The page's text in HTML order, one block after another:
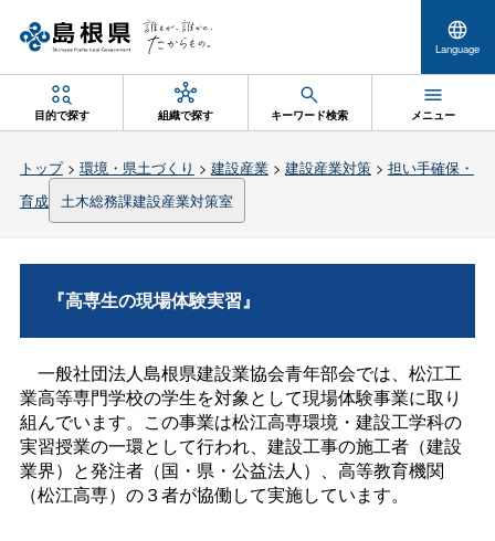
Language
目的で探す 組織で探す キーワード検索 メニュー
トップ> 環境・県土づくり > 建設産業> 建設産業対策> 担い手確保・
育成 土木総務課建設産業対策室
『高専生の現場体験実習』
一般社団法人島根県建設業協会青年部会では、松江工
業高等専門学校の学生を対象として現場体験事業に取り
組んでいます。この事業は松江高専環境・建設工学科の
実習授業の一環として行われ、建設工事の施工者（建設
業界）と発注者（国・県・公益法人）、高等教育機関
（松江高専）の３者が協働して実施しています。